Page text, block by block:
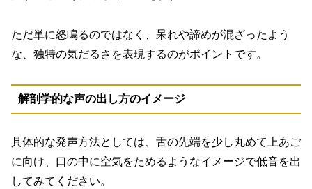
ただ単に怒鳴るのではなく、呆れや諦めが混ざったよう
な、独特の気だるさを表現するのがポイントです。
解剖学的な声の出し方のイメージ
具体的な発声方法としては、 舌の先端を少し丸めて上あご
に向け、口の中に空気をためるようなイメージで低音を出
してみてください。